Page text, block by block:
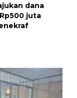
dana
juta